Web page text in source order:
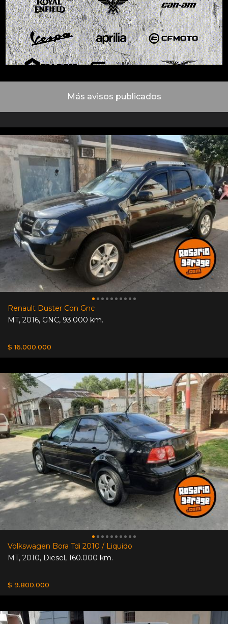
Más avisos publicados
Renault Duster Con Gnc
MT, 2016, GNC, 93.000 km.
$ 16.000.000
Volkswagen Bora Tdi 2010 / Liquido
MT, 2010, Diesel, 160.000 km.
$ 9.800.000